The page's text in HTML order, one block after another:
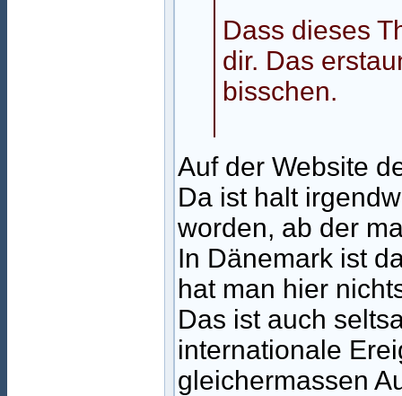
Dass dieses
dir. Das
bisschen.
Auf der Website
Da ist halt
worden, ab der
In Dänemark ist
hat man hier
Das ist auch
internationale
gleichermassen